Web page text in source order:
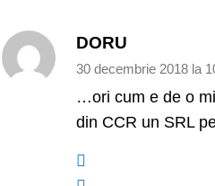
DORU
30 decembrie 2018 la
…ori cum e de o
din CCR un SRL